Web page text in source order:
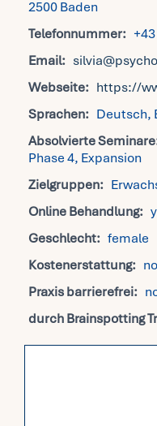
2500 Baden
Telefonnummer:
Email:
Webseite: https://
Sprachen: Deutsch,
Absolvierte
Phase 4, Expansion
Zielgruppen:
Online Behandlung:
Geschlecht: female
Kostenerstattung: no
Praxis barrierefrei:
durch Brainspotting